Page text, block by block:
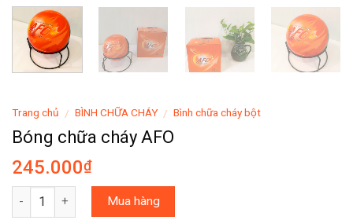
Trang chủ / BÌNH CHỮA CHÁY / Bình chữa cháy bột
Bóng chữa cháy AFO
245.000₫
Số lượng Mua hàng